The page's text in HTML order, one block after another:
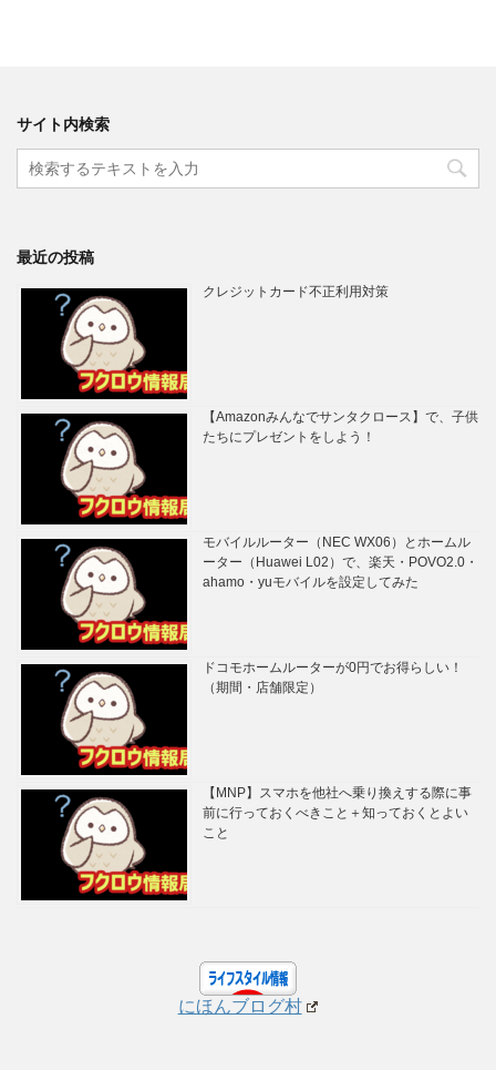
サイト内検索
最近の投稿
クレジットカード不正利用対策
【Amazonみんなでサンタクロース】で、子供
たちにプレゼントをしよう！
モバイルルーター（NEC WX06）とホームル
ーター（Huawei L02）で、楽天・POVO2.0・
ahamo・yuモバイルを設定してみた
ドコモホームルーターが0円でお得らしい！
（期間・店舗限定）
【MNP】スマホを他社へ乗り換えする際に事
前に行っておくべきこと＋知っておくとよい
こと
にほんブログ村